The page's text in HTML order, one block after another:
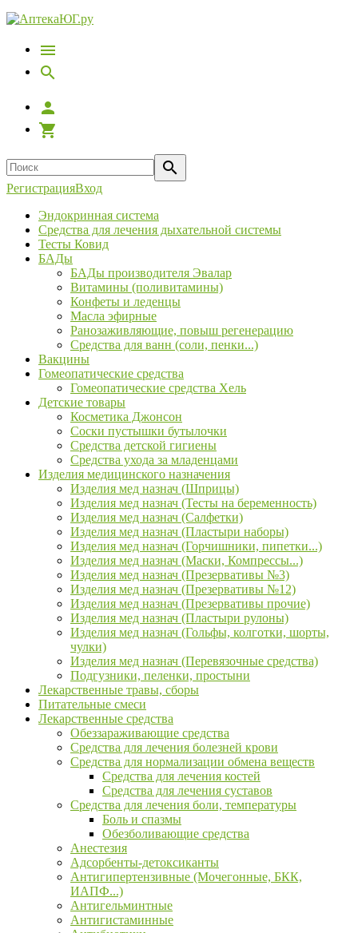
РегистрацияВход
Эндокринная система
Средства для лечения дыхательной системы
Тесты Ковид
БАДы
БАДы производителя Эвалар
Витамины (поливитамины)
Конфеты и леденцы
Масла эфирные
Ранозаживляющие, повыш регенерацию
Средства для ванн (соли, пенки...)
Вакцины
Гомеопатические средства
Гомеопатические средства Хель
Детские товары
Косметика Джонсон
Соски пустышки бутылочки
Средства детской гигиены
Средства ухода за младенцами
Изделия медицинского назначения
Изделия мед назнач (Шприцы)
Изделия мед назнач (Тесты на беременность)
Изделия мед назнач (Салфетки)
Изделия мед назнач (Пластыри наборы)
Изделия мед назнач (Горчишники, пипетки...)
Изделия мед назнач (Маски, Компрессы...)
Изделия мед назнач (Презервативы №3)
Изделия мед назнач (Презервативы №12)
Изделия мед назнач (Презервативы прочие)
Изделия мед назнач (Пластыри рулоны)
Изделия мед назнач (Гольфы, колготки, шорты,
чулки)
Изделия мед назнач (Перевязочные средства)
Подгузники, пеленки, простыни
Лекарственные травы, сборы
Питательные смеси
Лекарственные средства
Обеззараживающие средства
Средства для лечения болезней крови
Средства для нормализации обмена веществ
Средства для лечения костей
Средства для лечения суставов
Средства для лечения боли, температуры
Боль и спазмы
Обезболивающие средства
Анестезия
Адсорбенты-детоксиканты
Антигипертензивные (Мочегонные, БКК,
ИАПФ...)
Антигельминтные
Антигистаминные